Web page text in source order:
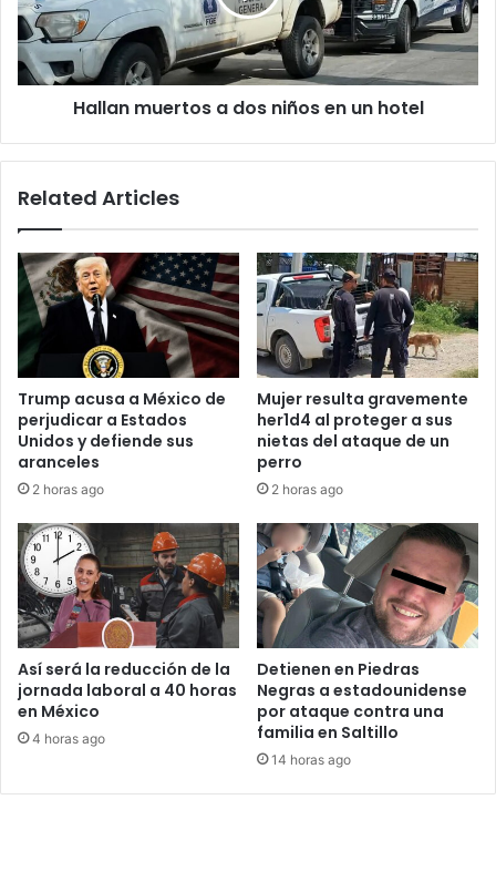
en
un
hotel
Hallan muertos a dos niños en un hotel
Related Articles
Trump acusa a México de
perjudicar a Estados
Unidos y defiende sus
aranceles
2 horas ago
Mujer resulta gravemente
her1d4 al proteger a sus
nietas del ataque de un
perro
2 horas ago
Así será la reducción de la
jornada laboral a 40 horas
en México
4 horas ago
Detienen en Piedras
Negras a estadounidense
por ataque contra una
familia en Saltillo
14 horas ago